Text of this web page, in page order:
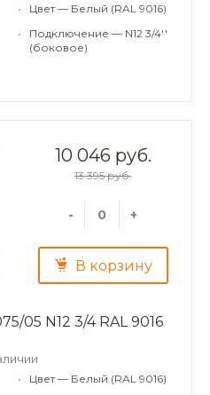
•
Цвет — Белый (RAL 9016)
•
Подключение — N12 3/4''
(боковое)
10 046 руб.
13 395 руб.
- +
В корзину
05 N12 3/4 RAL 9016
•
Цвет — Белый (RAL 9016)